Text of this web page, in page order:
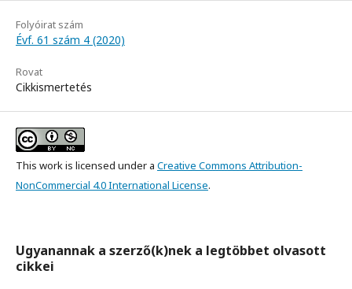
Folyóirat szám
Évf. 61 szám 4 (2020)
Rovat
Cikkismertetés
This work is licensed under a Creative Commons Attribution-
NonCommercial 4.0 International License.
Ugyanannak a szerző(k)nek a legtöbbet olvasott
cikkei